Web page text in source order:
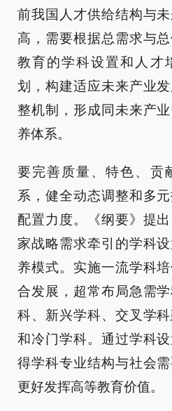
前我国人才供给结构与
高，需要根据总需求与
教育的学科设置和人才
划，构建适应未来产业
整机制，形成同未来产
养体系。
要完善质量、特色、贡
系，健全动态调整和多
配置力度。《纲要》提
家战略需求牵引的学科
养模式。实施一流学科
合发展，超常布局急需
科、新兴学科、交叉学
和冷门学科。通过学科
得学科专业结构与社会
更好发挥高等教育价值。